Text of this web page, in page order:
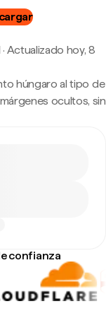
· Actualizado hoy, 8
húngaro al tipo de
ocultos, sin
confianza